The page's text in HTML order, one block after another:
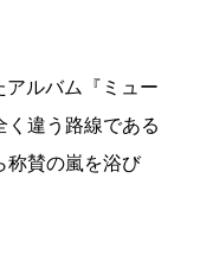
ルバム『ミュー
く違う路線である
称賛の嵐を浴び